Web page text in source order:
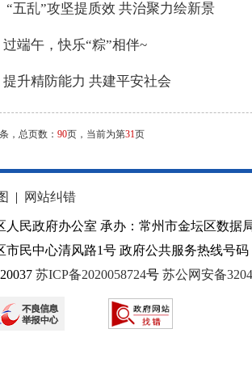
“五乱”攻坚提质效 共治聚力绘新景
端午，快乐“粽”相伴~
升精防能力 共建平安社会
条，总页数： 90页，当前为第31页
| 网站纠错
人民政府办公室 承办：常州市金坛区数据
市民中心清风路1号 政府公共服务热线号码
苏ICP备2020058724号 苏公网安备